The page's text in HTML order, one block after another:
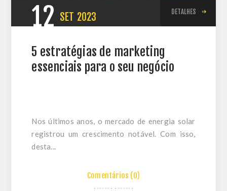
12 SET 2023 DETALHES
5 estratégias de marketing
essenciais para o seu negócio
Nos últimos anos, o mercado de energia solar
registrou um crescimento notável. Com isso,
desta...
Comentários (0)